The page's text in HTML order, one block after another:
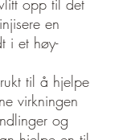
opp til det
en
i et høy-
til å hjelpe
virkningen
og